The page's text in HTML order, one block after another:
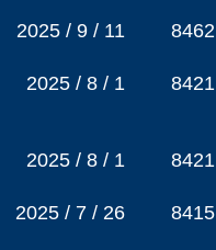
2025 / 9 / 11 8462
2025 / 8 / 1 8421
2025 / 8 / 1 8421
2025 / 7 / 26 8415